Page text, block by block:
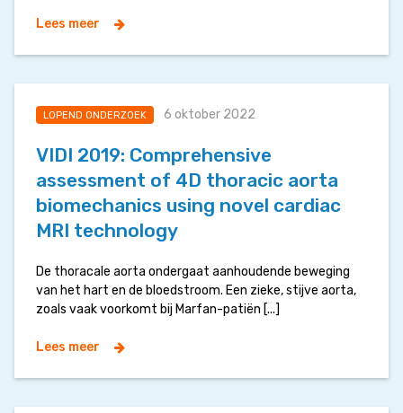
Lees meer
LOPEND ONDERZOEK 6 oktober 2022
VIDI 2019: Comprehensive
assessment of 4D thoracic aorta
biomechanics using novel cardiac
MRI technology
De thoracale aorta ondergaat aanhoudende beweging
van het hart en de bloedstroom. Een zieke, stijve aorta,
zoals vaak voorkomt bij Marfan-patiën [...]
Lees meer